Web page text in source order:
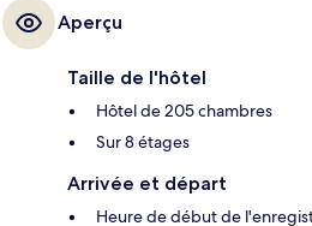
Aperçu
Taille de l'hôtel
Hôtel de 205 chambres
Sur 8 étages
Arrivée et départ
Heure de début de